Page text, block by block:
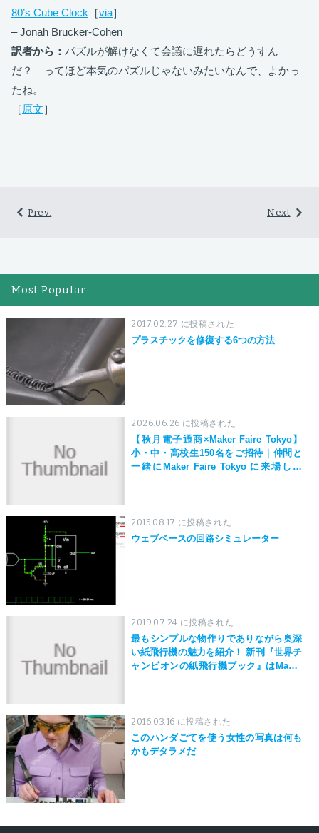
80’s Cube Clock ［via］
– Jonah Brucker-Cohen
訳者から： パズルが解けなくて会議に遅れたらどうすん
だ？ ってほど本気のパズルじゃないみたいなんで、よかっ
たね。
［ 原文］
Next
Prev.
Most Popular
2017.02.27 に投稿された
プラスチックを修復する6つの方法
2026.06.26 に投稿された
【秋月電子通商×Maker Faire Tokyo】
小・中・高校生150名をご招待｜仲間と
一緒にMaker Faire Tokyo に来場しよ
2015.08.17 に投稿された
ウェブベースの回路シミュレーター
2019.07.24 に投稿された
最もシンプルな物作りでありながら奥深
い紙飛行機の魅力を紹介！ 新刊『世界チ
ャンピオンの紙飛行機ブック』はMaker
2016.03.16 に投稿された
このハンダごてを使う女性の写真は何も
かもデタラメだ